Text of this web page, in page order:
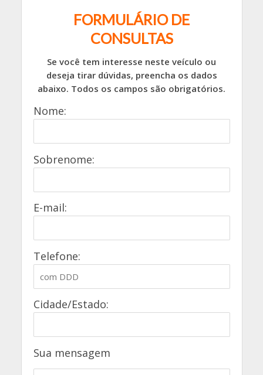
FORMULÁRIO DE
CONSULTAS
Se você tem interesse neste veículo ou
deseja tirar dúvidas, preencha os dados
abaixo. Todos os campos são obrigatórios.
Nome:
Sobrenome:
E-mail:
Telefone:
Cidade/Estado:
Sua mensagem